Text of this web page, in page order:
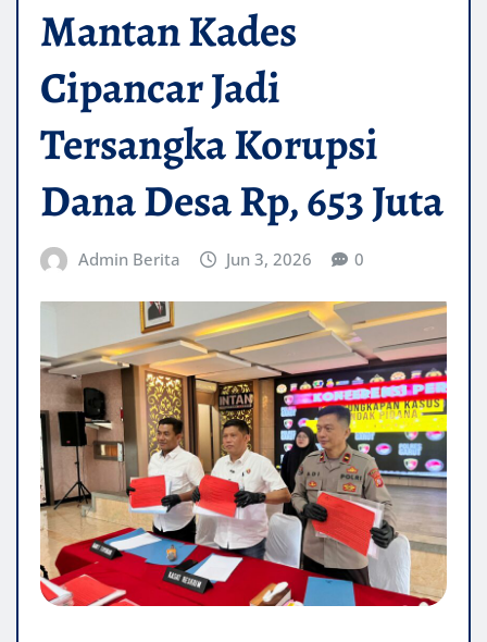
Mantan Kades
Cipancar Jadi
Tersangka Korupsi
Dana Desa Rp, 653 Juta‎
Admin Berita Jun 3, 2026 0